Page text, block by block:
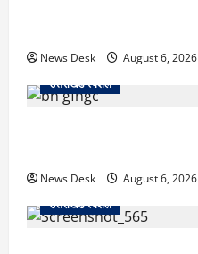
News Desk August 6, 2026
उत्तराखंड स्पेशल
News Desk August 6, 2026
उत्तराखंड स्पेशल